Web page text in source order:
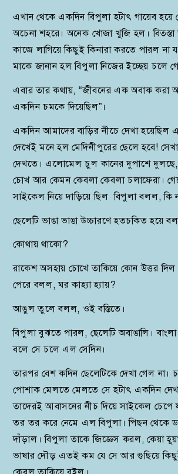
এখান থেকে একদিন বিপুলা হটাৎ গায়েব হয়ে
অচেনা শহরে। অনেক খোজা খুজি হল।
কাজে লাগিয়ে কিছুই কিনারা করতে পারল না
মাকে জানান হল বিপুলা নিজের ইচ্ছেয় চলে
এবার তার কথায়, “জীবনের এক অবাক করা
একদিন চমকে দিয়েছিল”।
একদিন আমাদের বাড়ির নীচে দেখা হয়েছিল
দেখেই মনে হল মেদিনীপুরের ছেলে হবে!
দেখতে। এলোমেল চুল কানের দুপাশে
চোখ আর কেমন কেবলা কেবলা চলাফেরা।
সাইকেল নিয়ে দাড়িয়ে ছিল বিপুলা বলল, কি
ছেলেটি ভাঙা ভাঙা উচ্চারণে হতচকিত হয়ে
কোথায় থাকো?
রাকেশ অসহায় চোখে তাকিয়ে কোন উত্তর
পেরে বলল, ঘর কাহ্যা হ্যায়?
আঙুল তুলে বলল, ওই বস্তিতে।
বিপুলা বুঝতে পারল, ছেলেটি অবাঙালি।
বলে সে চলে এল সেদিন।
তারপর বেশ কদিন ছেলেটিকে দেখা গেল না।
পোশাক মেলতে মেলতে সে হটাৎ একদিন
তাদেরই আবাসনের নীচ দিয়ে সাইকেল চেপে
তর তর করে নেমে এল বিপুলা। পিছন থেকে
দাঁড়াল। বিপুলা তাকে জিজ্ঞেস করল, কেয়া
ভাষার দৌড় এতই কম যে সে আর গুছিয়ে